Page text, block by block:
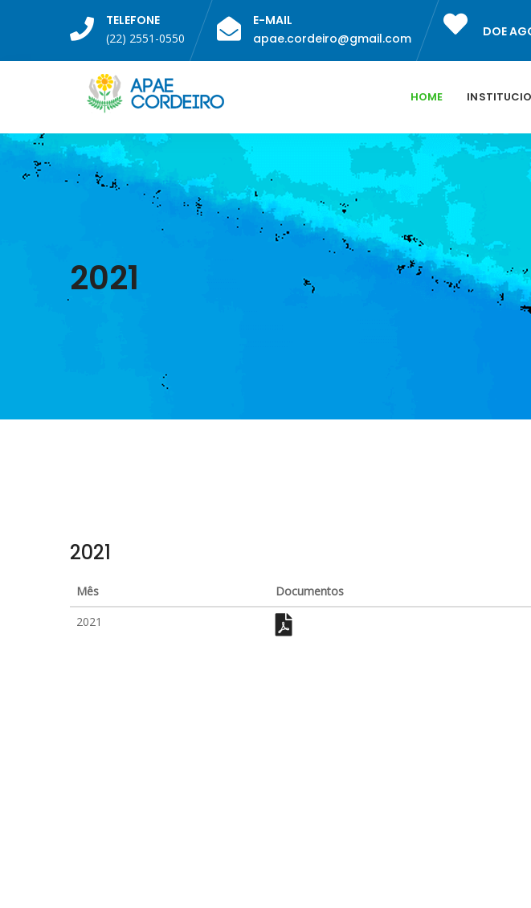
TELEFONE
(22) 2551-0550
E-MAIL
apae.cordeiro@gmail.com
DOE
HOME
2021
2021
Mês
Documentos
2021